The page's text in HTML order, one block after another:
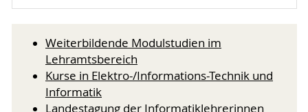
Weiterbildende Modulstudien im
Lehramtsbereich
Kurse in Elektro-/Informations-Technik und
Informatik
Landestagung der Informatiklehrerinnen